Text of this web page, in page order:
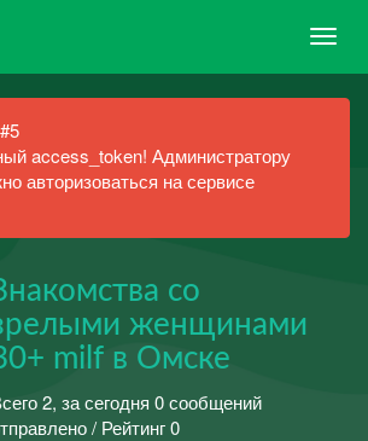
access_token! Администратору
авторизоваться на сервисе
со
женщинами
milf в Омске
2, за сегодня 0 сообщений
/ Рейтинг 0